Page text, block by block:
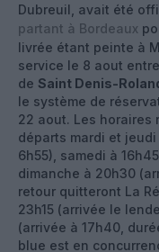
Dubreuil, avait été
partant à Bordeaux
livrée étant peinte à
service le 8 aout
de Saint Denis-
le système de
22 aout. Les horaires
départs mardi et
6h55), samedi à
dimanche à 20h30
retour quitteront La
23h15 (arrivée le
(arrivée à 17h40,
blue est en